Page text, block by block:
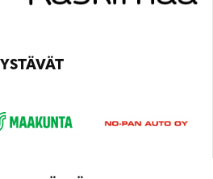
YSTÄVÄT